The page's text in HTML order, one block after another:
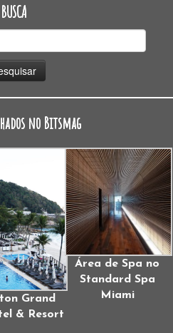
BUSCA
no Bitsmag
Grand
& Resort
Área de Spa no
Standard Spa
Miami